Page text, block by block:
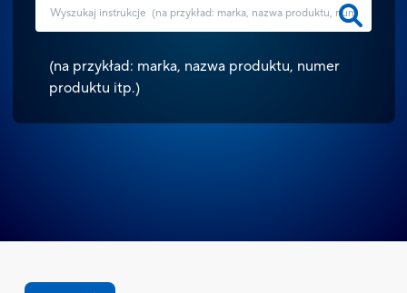
(na przykład: marka, nazwa produktu, numer
produktu itp.)